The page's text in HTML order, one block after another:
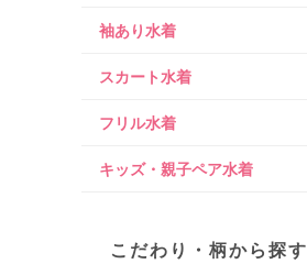
袖あり水着
スカート水着
フリル水着
キッズ・親子ペア水着
こだわり・柄から探す